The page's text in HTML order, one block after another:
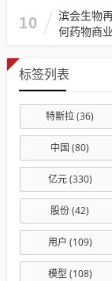
10
滨会生物
何药物商
标签列表
特斯拉(36)
中国 (80)
亿元(330)
股份(42)
用户 (109)
模型 (108)